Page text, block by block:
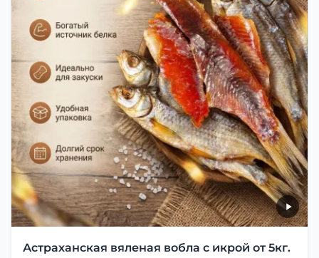
Астраханская вяленая вобла с икрой от 5кг.